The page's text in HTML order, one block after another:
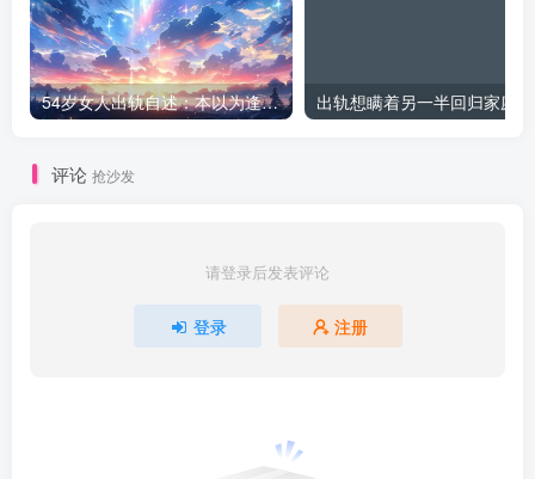
54岁女人出轨自述：本以为逢场作戏
评论 抢沙发
请登录后发表评论
登录 注册